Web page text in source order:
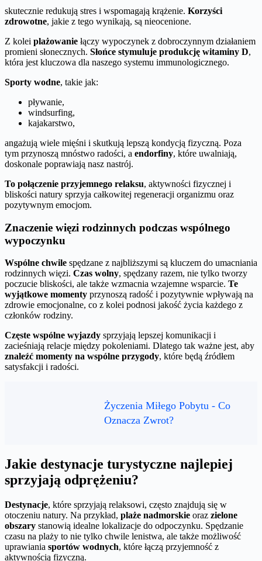
skutecznie redukują stres i wspomagają krążenie. Korzyści
zdrowotne, jakie z tego wynikają, są nieocenione.
Z kolei plażowanie łączy wypoczynek z dobroczynnym działaniem
promieni słonecznych. Słońce stymuluje produkcję witaminy D,
która jest kluczowa dla naszego systemu immunologicznego.
Sporty wodne, takie jak:
pływanie,
windsurfing,
kajakarstwo,
angażują wiele mięśni i skutkują lepszą kondycją fizyczną. Poza
tym przynoszą mnóstwo radości, a endorfiny, które uwalniają,
doskonale poprawiają nasz nastrój.
To połączenie przyjemnego relaksu, aktywności fizycznej i
bliskości natury sprzyja całkowitej regeneracji organizmu oraz
pozytywnym emocjom.
Znaczenie więzi rodzinnych podczas wspólnego
wypoczynku
Wspólne chwile spędzane z najbliższymi są kluczem do umacniania
rodzinnych więzi. Czas wolny, spędzany razem, nie tylko tworzy
poczucie bliskości, ale także wzmacnia wzajemne wsparcie. Te
wyjątkowe momenty przynoszą radość i pozytywnie wpływają na
zdrowie emocjonalne, co z kolei podnosi jakość życia każdego z
członków rodziny.
Częste wspólne wyjazdy sprzyjają lepszej komunikacji i
zacieśniają relacje między pokoleniami. Dlatego tak ważne jest, aby
znaleźć momenty na wspólne przygody, które będą źródłem
satysfakcji i radości.
Życzenia Miłego Pobytu - Co
Oznacza Zwrot?
Jakie destynacje turystyczne najlepiej
sprzyjają odprężeniu?
Destynacje, które sprzyjają relaksowi, często znajdują się w
otoczeniu natury. Na przykład, plaże nadmorskie oraz zielone
obszary stanowią idealne lokalizacje do odpoczynku. Spędzanie
czasu na plaży to nie tylko chwile lenistwa, ale także możliwość
uprawiania sportów wodnych, które łączą przyjemność z
aktywnością fizyczną.